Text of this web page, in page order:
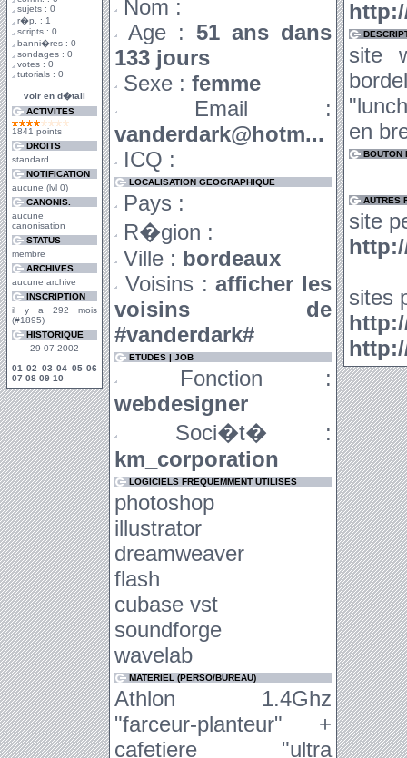
sujets : 0
r�p. : 1
scripts : 0
banni�res : 0
sondages : 0
votes : 0
tutorials : 0
voir en d�tail
ACTIVITES
1841 points
DROITS
standard
NOTIFICATION
aucune (lvl 0)
CANONIS.
aucune
canonisation
STATUS
membre
ARCHIVES
aucune archive
INSCRIPTION
il y a 292 mois
(#1895)
HISTORIQUE
29 07 2002
01 02 03 04 05 06
07 08 09 10
Nom :
Age : 51 ans dans
133 jours
Sexe : femme
Email :
vanderdark@hotm...
ICQ :
LOCALISATION GEOGRAPHIQUE
Pays :
R�gion :
Ville : bordeaux
Voisins :afficher les
voisins de
#vanderdark#
ETUDES | JOB
Fonction :
webdesigner
Soci�t� :
km_corporation
LOGICIELS FREQUEMMENT UTILISES
photoshop
illustrator
dreamweaver
flash
cubase vst
soundforge
wavelab
MATERIEL (PERSO/BUREAU)
Athlon 1.4Ghz
"farceur-planteur" +
cafetiere "ultra
site
en
BOUTON
AUTRES
site
sites